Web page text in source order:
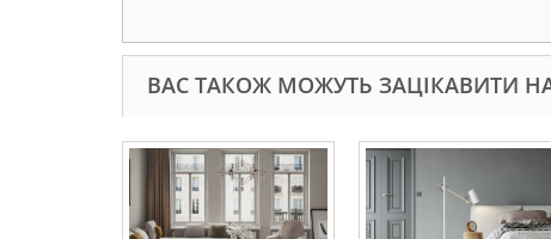
ВАС ТАКОЖ МОЖУТЬ ЗАЦІКАВИТИ